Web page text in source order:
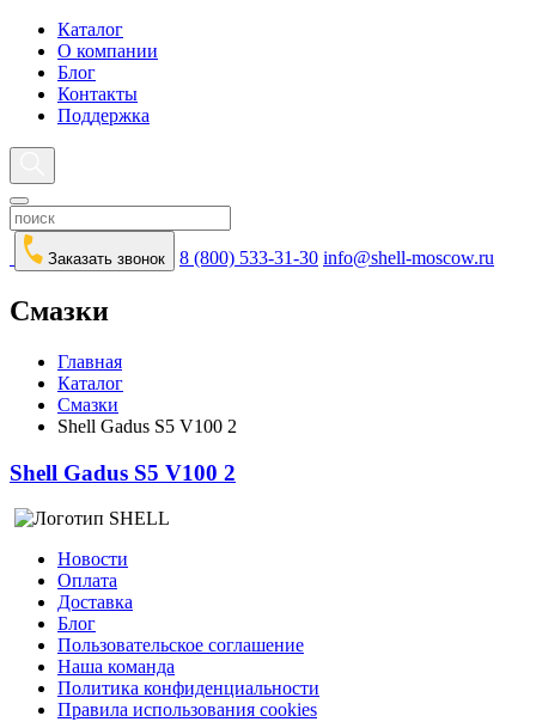
Каталог
О компании
Блог
Контакты
Поддержка
Заказать звонок 8 (800) 533-31-30 info@shell-moscow.ru
Смазки
Главная
Каталог
Смазки
Shell Gadus S5 V100 2
Shell Gadus S5 V100 2
Новости
Оплата
Доставка
Блог
Пользовательское соглашение
Наша команда
Политика конфиденциальности
Правила использования cookies